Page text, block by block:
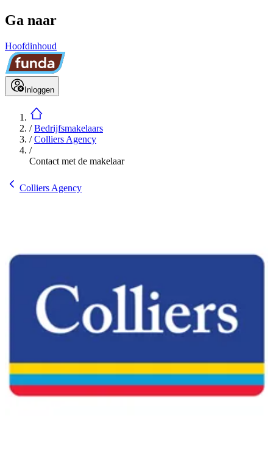
Ga naar
Hoofdinhoud
Inloggen
/Bedrijfsmakelaars
/Colliers Agency
/
Contact met de makelaar
Colliers Agency